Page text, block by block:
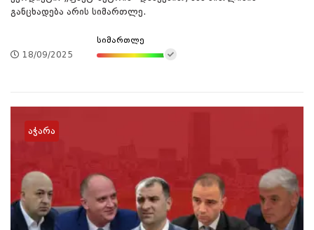
განცხადება არის სიმართლე.
18/09/2025
სიმართლე
აჭარა